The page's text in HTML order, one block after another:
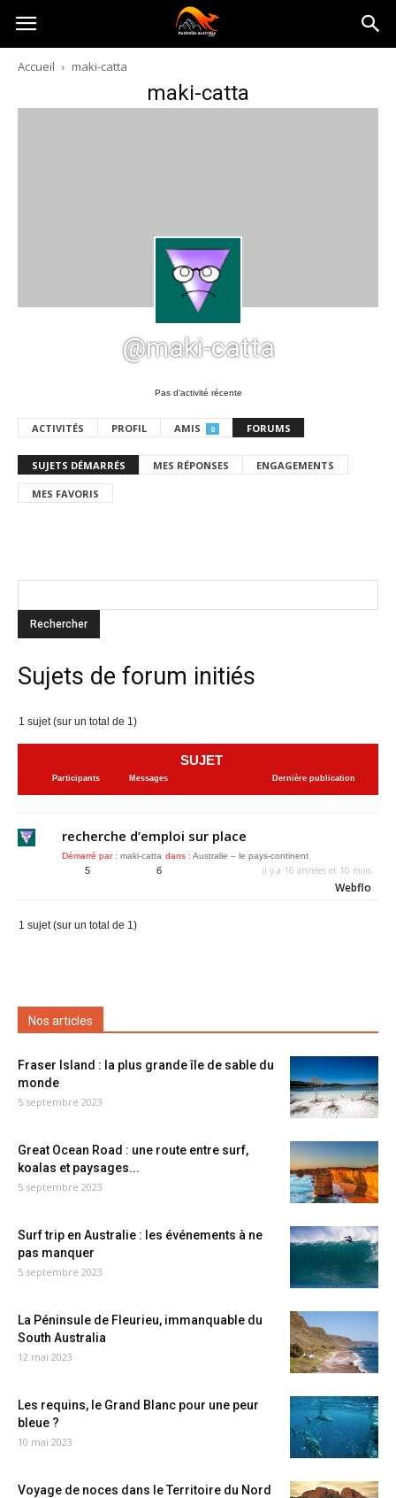
Australia-
australie.com
Accueil maki-catta
maki-catta
@maki-catta
Pas d’activité récente
ACTIVITÉS PROFIL AMIS 0 FORUMS
SUJETS DÉMARRÉS MES RÉPONSES ENGAGEMENTS
MES FAVORIS
Sujets de forum initiés
1 sujet (sur un total de 1)
SUJET
Participants Messages Dernière publication
recherche d’emploi sur place
Démarré par : maki-catta dans : Australie – le pays-continent
5 6 il y a 16 années et 10 mois
Webflo
1 sujet (sur un total de 1)
Nos articles
Fraser Island : la plus grande île de sable du
monde
5 septembre 2023
Great Ocean Road : une route entre surf,
koalas et paysages...
5 septembre 2023
Surf trip en Australie : les événements à ne
pas manquer
5 septembre 2023
La Péninsule de Fleurieu, immanquable du
South Australia
12 mai 2023
Les requins, le Grand Blanc pour une peur
bleue ?
10 mai 2023
Voyage de noces dans le Territoire du Nord